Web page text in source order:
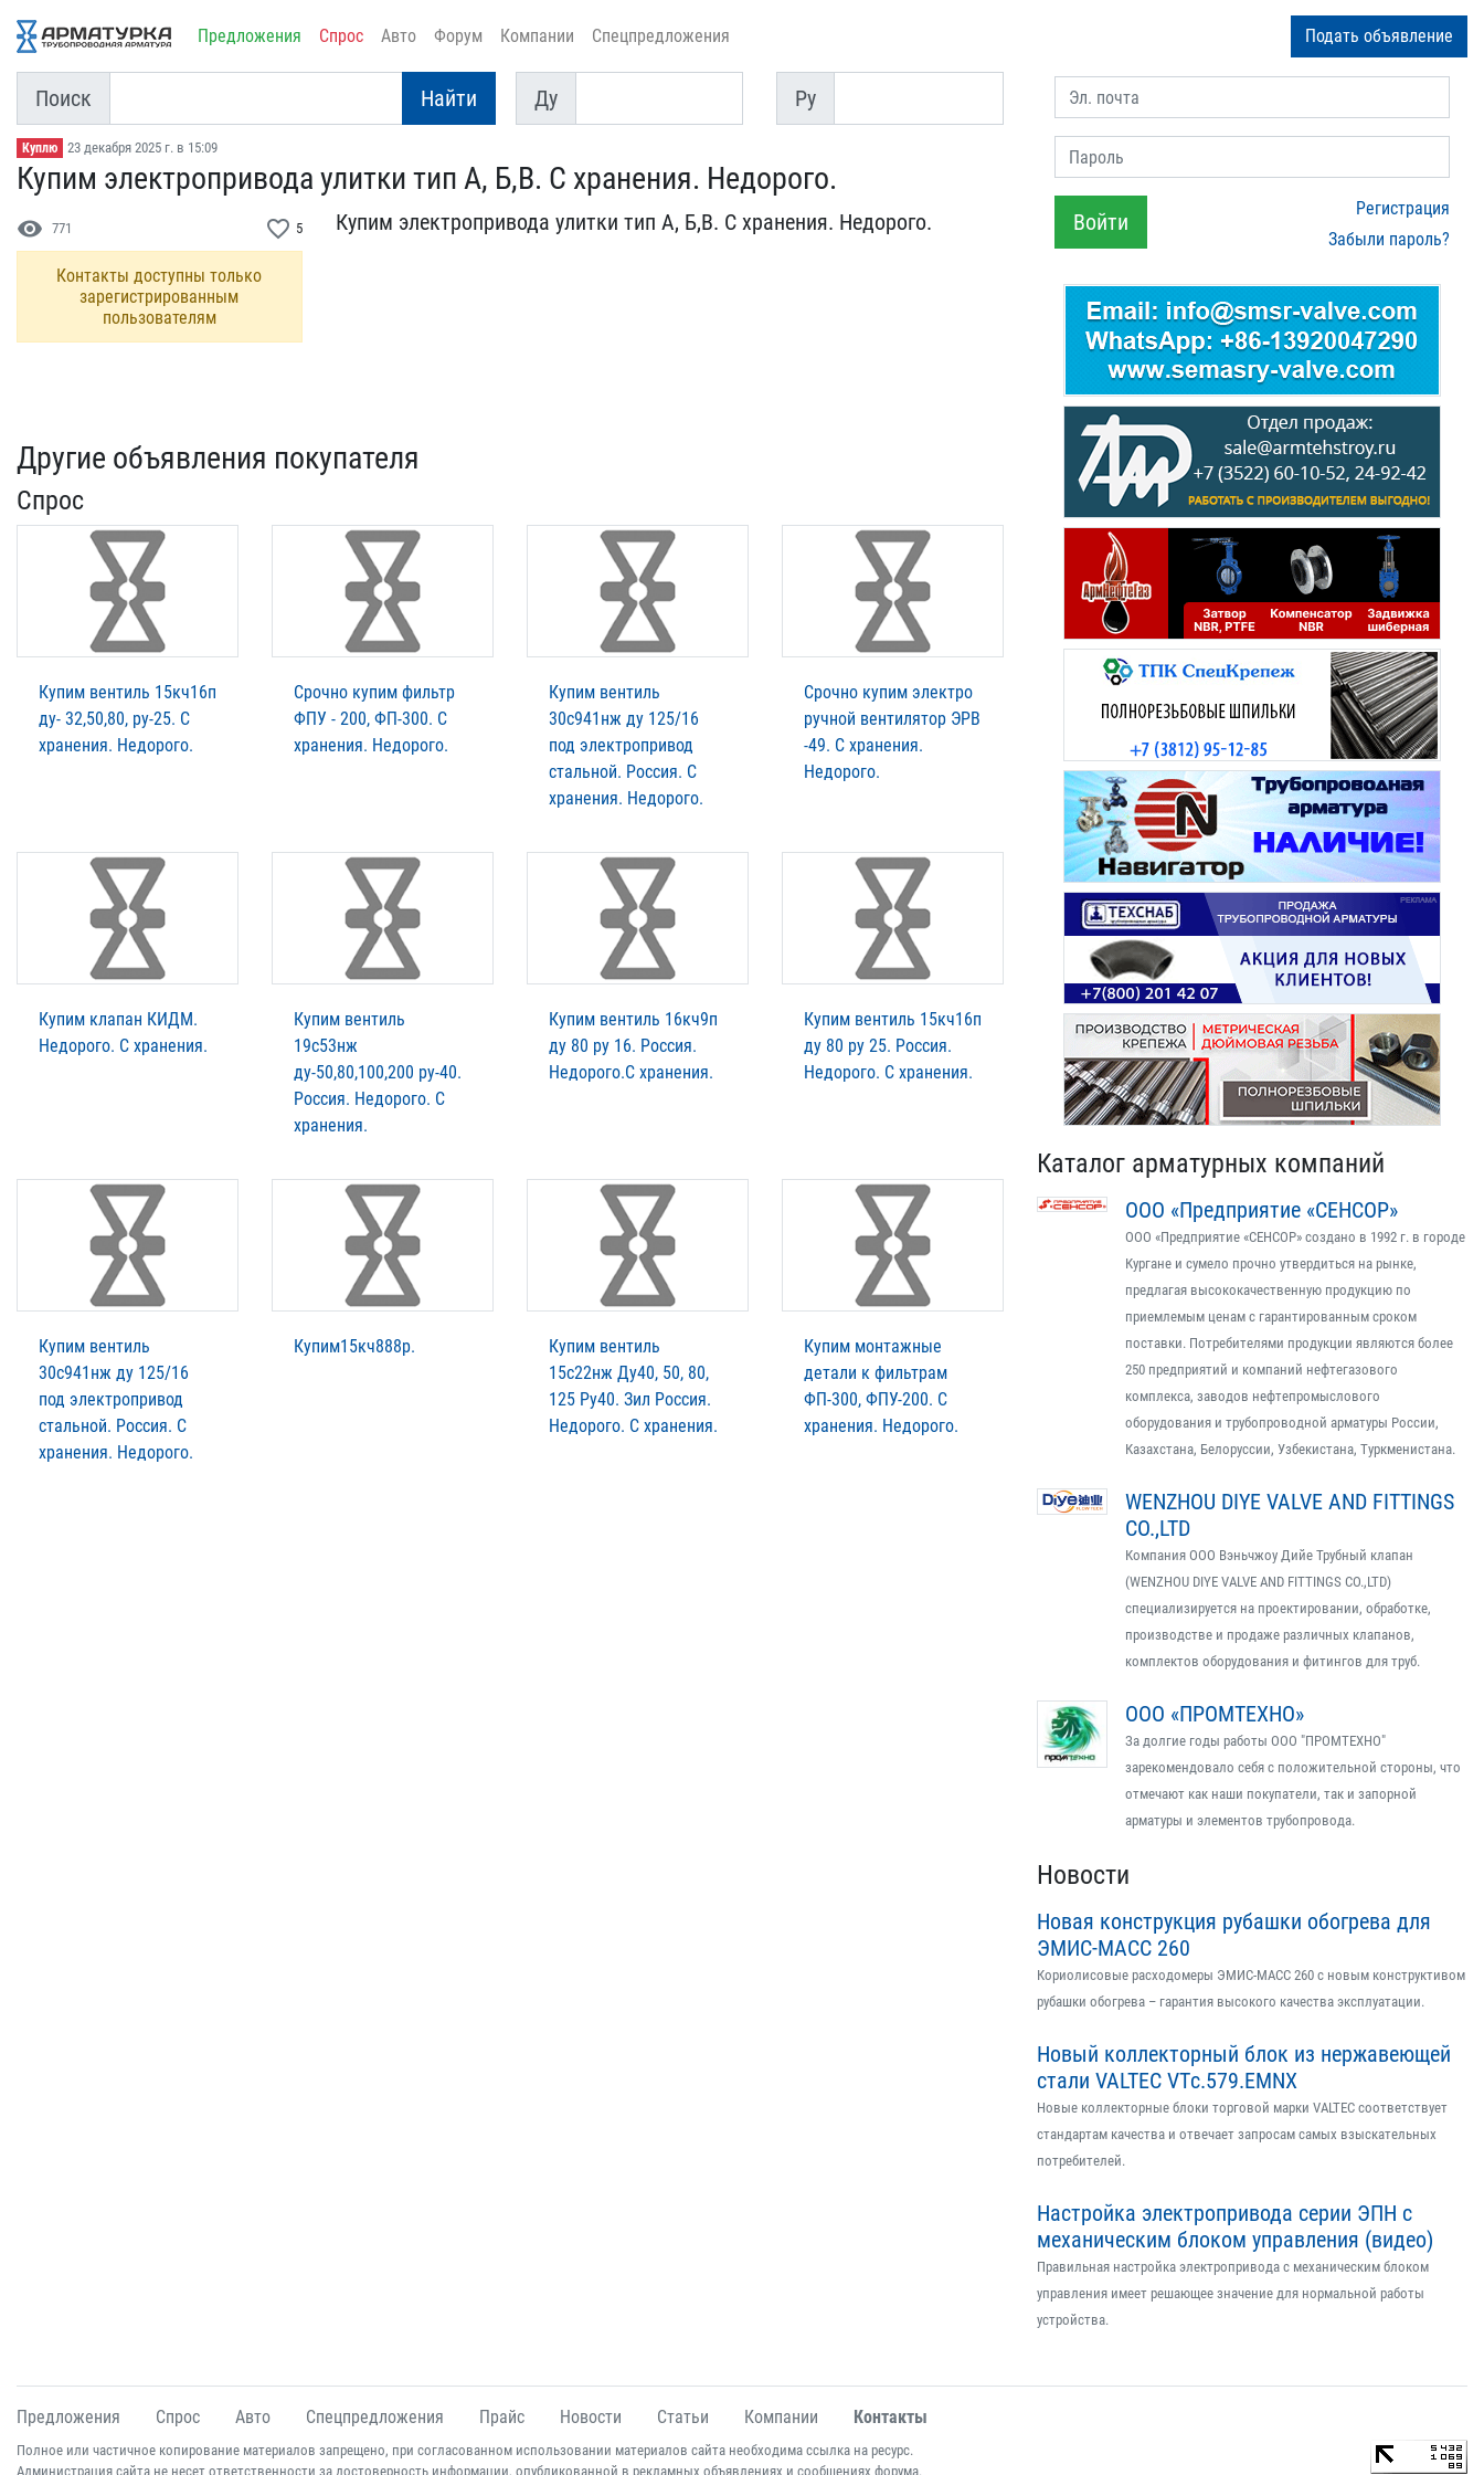
Предложения Спрос Авто Форум Компании Спецпредложения Подать объявление
Поиск Найти
Ду
Ду
Py
Py
Куплю 23 декабря 2025 г. в 15:09
Купим электропривода ули​тки тип А, Б,В. С хранен​ия. Недорого.
visibility 771 favorite_border 5
Контакты доступны только
зарегистрированным
пользователям
Купим электропривода ули​тки тип А, Б,В. С хранен​ия. Недорого.
Другие объявления покупателя
Спрос
Купим вентиль 15кч16п
ду- 32,50,80, ру-25. С
хранения. Недорого.
Срочно купим фильтр
ФПУ - 200, ФП-300. С
хранения. Недорого.
Купим вентиль
30с941нж ду 125/16
под электропривод
стальной. Россия. С
хранения. Недорого.
Срочно купим электро
ручной вентилятор ЭРВ
-49. С хранения.
Недорого.
Купим клапан КИДМ.
Недорого. С хранения.
Купим вентиль
19с53нж
ду-50,80,100,200 ру-40.
Россия. Недорого. С
хранения.
Купим вентиль 16кч9п
ду 80 ру 16. Россия.
Недорого.С хранения.
Купим вентиль 15кч16п
ду 80 ру 25. Россия.
Недорого. С хранения.
Купим вентиль
30с941нж ду 125/16
под электропривод
стальной. Россия. С
хранения. Недорого.
Купим15кч888р.
Купим вентиль
15с22нж Ду40, 50, 80,
125 Ру40. Зил Россия.
Недорого. С хранения.
Купим монтажные
детали к фильтрам
ФП-300, ФПУ-200. С
хранения. Недорого.
Эл. почта
Пароль
Войти
Регистрация
Забыли пароль?
Каталог арматурных компаний
ООО «Предприятие «СЕНСОР»
ООО «Предприятие «СЕНСОР» создано в 1992 г. в городе
Кургане и сумело прочно утвердиться на рынке,
предлагая высококачественную продукцию по
приемлемым ценам с гарантированным сроком
поставки. Потребителями продукции являются более
250 предприятий и компаний нефтегазового
комплекса, заводов нефтепромыслового
оборудования и трубопроводной арматуры России,
Казахстана, Белоруссии, Узбекистана, Туркменистана.
WENZHOU DIYE VALVE AND FITTINGS
CO.,LTD
Компания ООО Вэньчжоу Дийе Трубный клапан
(WENZHOU DIYE VALVE AND FITTINGS CO.,LTD)
специализируется на проектировании, обработке,
производстве и продаже различных клапанов,
комплектов оборудования и фитингов для труб.
ООО «ПРОМТЕХНО»
За долгие годы работы ООО "ПРОМТЕХНО"
зарекомендовало себя с положительной стороны, что
отмечают как наши покупатели, так и запорной
арматуры и элементов трубопровода.
Новости
Новая конструкция рубашки обогрева для
ЭМИС-МАСС 260
Кориолисовые расходомеры ЭМИС-МАСС 260 с новым конструктивом
рубашки обогрева – гарантия высокого качества эксплуатации.
Новый коллекторный блок из нержавеющей
стали VALTEC VTс.579.EMNX
Новые коллекторные блоки торговой марки VALTEC соответствует
стандартам качества и отвечает запросам самых взыскательных
потребителей.
Настройка электропривода серии ЭПН с
механическим блоком управления (видео)
Правильная настройка электропривода с механическим блоком
управления имеет решающее значение для нормальной работы
устройства.
Предложения Спрос Авто Спецпредложения Прайс Новости Статьи Компании Контакты
Полное или частичное копирование материалов запрещено, при согласованном использовании материалов сайта необходима ссылка на ресурс.
Администрация сайта не несет ответственности за достоверность информации, опубликованной в рекламных объявлениях и сообщениях форума.